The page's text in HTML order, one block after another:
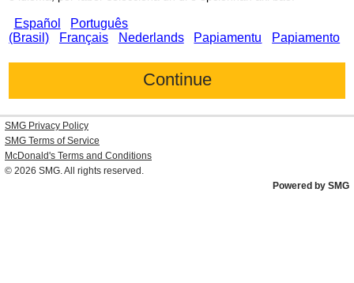
Español
Português
(Brasil)
Français Nederlands Papiamentu Papiamento
SMG Privacy Policy
SMG Terms of Service
McDonald's Terms and Conditions
© 2026 SMG . All rights reserved.
Powered by SMG